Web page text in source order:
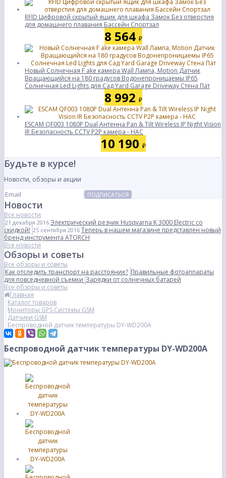
RFID Цифровой скрытый ящик для шкафа Замок Без отверстия
для домашнего плавания Бассейн Спортзал
8 564 ₽
Новый Солнечная F ake камера Wall Лампа, Motion Датчик
Вращающийся на 180 градусов Водонепроницаемы IP65
Солнечная Led Lights для Сад Yard Garage Driveway Стена Пат
8 992 ₽
ESCAM QF003 1080P Dual Антенна Pan & Tilt Wireless IP Night Vision
IR Безопасность CCTV P2P камера - НАС
10 190 ₽
Будьте в курсе!
Новости, обзоры и акции
ПОДПИСАТЬСЯ
Новости
Все новости
21 декабря 2016 Электрический резчик Husqvarna K 3000 Electric со
скидкой! 25 сентября 2016 Теперь в нашем магазине представлен новый
бренд инструмента ATORCH
Все новости
Обзоры и советы
Все обзоры и советы
Как отследить транспорт на расстояние? Правильные фотоаппараты
для повседневной съемкиЗарядки от солнечных батарей
Все обзоры и советы
Главная
Каталог товаров
Мониторы GPS Системы GSM
Датчики GSM
Беспроводной датчик температуры DY-WD200A
Беспроводной датчик температуры DY-WD200A